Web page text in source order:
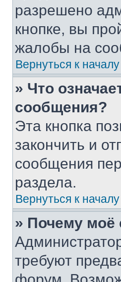
разрешено
кнопке, вы
жалобы на
Вернуться к началу
» Что
сообщения?
Эта кнопка
закончить и
сообщения
раздела.
Вернуться к началу
» Почему моё
требуют